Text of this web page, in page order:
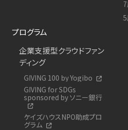
プログラム
企業支援型クラウドファン
ディング
GIVING 100 by Yogibo
GIVING for SDGs
sponsored by ソニー銀行
ケイズハウスNPO助成プロ
グラム